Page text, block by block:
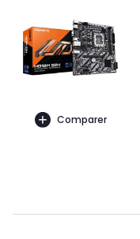
Comparer